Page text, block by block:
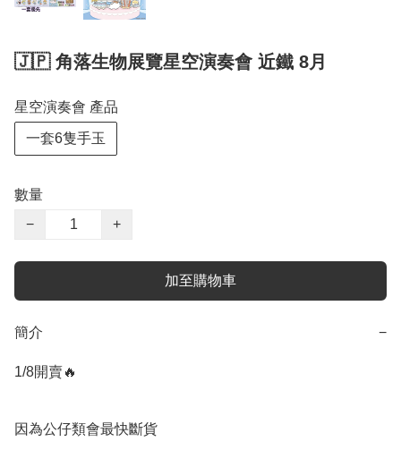
🇯🇵 角落生物展覽星空演奏會 近鐵 8月
星空演奏會 產品
一套6隻手玉
數量
−
+
加至購物車
簡介 −
1/8開賣🔥
因為公仔類會最快斷貨